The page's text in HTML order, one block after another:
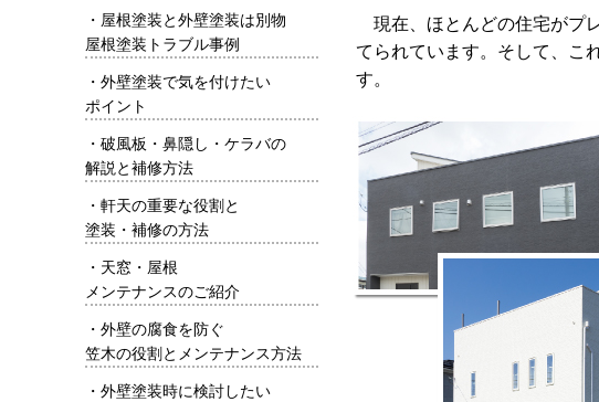
・ 屋根塗装と外壁塗装は別物
屋根塗装トラブル事例
・ 外壁塗装で気を付けたい
ポイント
・ 破風板・鼻隠し・ケラバの
解説と補修方法
・ 軒天の重要な役割と
塗装・補修の方法
・ 天窓・屋根
メンテナンスのご紹介
・ 外壁の腐食を防ぐ
笠木の役割とメンテナンス方法
・ 外壁塗装時に検討したい
現在、ほとんどの住宅がプ
てられています。そして、こ
す。